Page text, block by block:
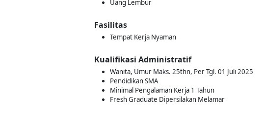
Uang Lembur
Fasilitas
Tempat Kerja Nyaman
Kualifikasi Administratif
Wanita, Umur Maks. 25thn, Per Tgl. 01 Juli 2025
Pendidikan SMA
Minimal Pengalaman Kerja 1 Tahun
Fresh Graduate Dipersilakan Melamar